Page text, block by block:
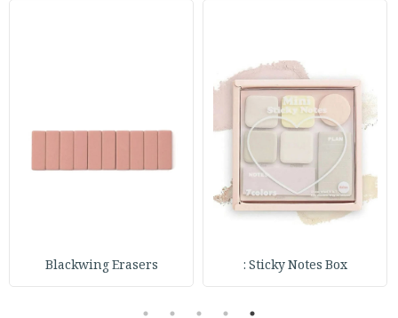
Sticky Notes Box :
Blackwing Erasers